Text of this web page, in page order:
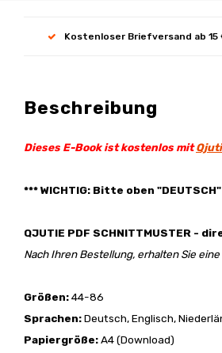
Kostenloser Briefversand ab 15
Beschreibung
Dieses E-Book ist kostenlos mit
*** WICHTIG: Bitte oben
QJUTIE PDF SCHNITTMUSTER -
Nach Ihren Bestellung, erhalten Sie
Größen:44-86
Sprachen:Deutsch, Englisch,
Papiergröße:A4 (Download)